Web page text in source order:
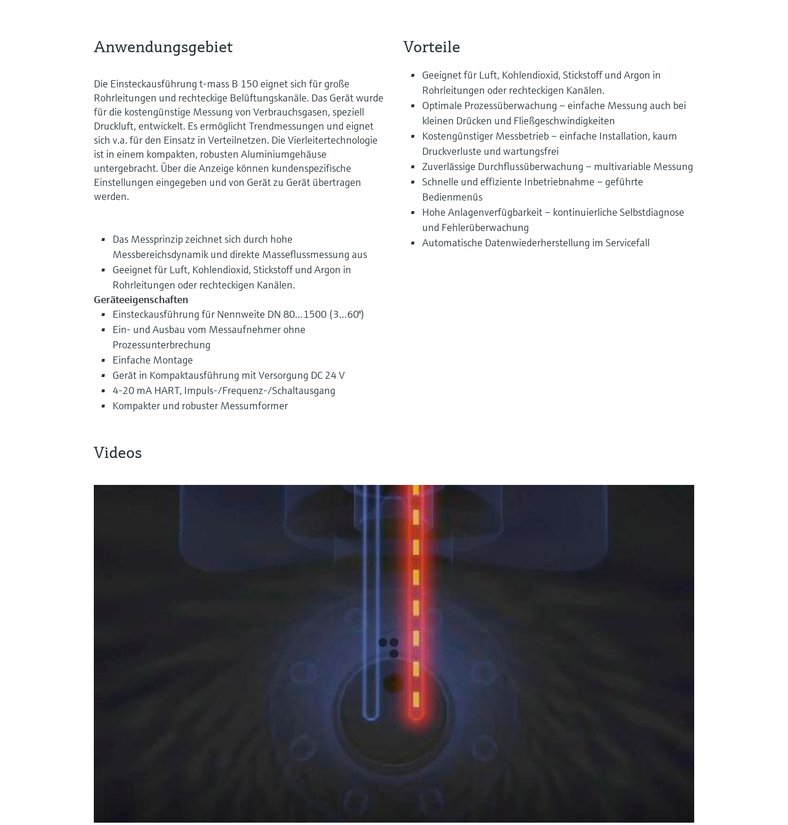
Anwendungsgebiet
Die Einsteckausführung t-mass B 150 eignet sich für große
Rohrleitungen und rechteckige Belüftungskanäle. Das Gerät wurde
für die kostengünstige Messung von Verbrauchsgasen, speziell
Druckluft, entwickelt. Es ermöglicht Trendmessungen und eignet
sich v.a. für den Einsatz in Verteilnetzen. Die Vierleitertechnologie
ist in einem kompakten, robusten Aluminiumgehäuse
untergebracht. Über die Anzeige können kundenspezifische
Einstellungen eingegeben und von Gerät zu Gerät übertragen
werden.
Das Messprinzip zeichnet sich durch hohe
Messbereichsdynamik und direkte Masseflussmessung aus
Geeignet für Luft, Kohlendioxid, Stickstoff und Argon in
Rohrleitungen oder rechteckigen Kanälen.
Geräteeigenschaften
Einsteckausführung für Nennweite DN 80…1500 (3…60")
Ein- und Ausbau vom Messaufnehmer ohne
Prozessunterbrechung
Einfache Montage
Gerät in Kompaktausführung mit Versorgung DC 24 V
4-20 mA HART, Impuls-/Frequenz-/Schaltausgang
Kompakter und robuster Messumformer
Vorteile
Geeignet für Luft, Kohlendioxid, Stickstoff und Argon in
Rohrleitungen oder rechteckigen Kanälen.
Optimale Prozessüberwachung – einfache Messung auch bei
kleinen Drücken und Fließgeschwindigkeiten
Kostengünstiger Messbetrieb – einfache Installation, kaum
Druckverluste und wartungsfrei
Zuverlässige Durchflussüberwachung – multivariable Messung
Schnelle und effiziente Inbetriebnahme – geführte
Bedienmenüs
Hohe Anlagenverfügbarkeit – kontinuierliche Selbstdiagnose
und Fehlerüberwachung
Automatische Datenwiederherstellung im Servicefall
Videos